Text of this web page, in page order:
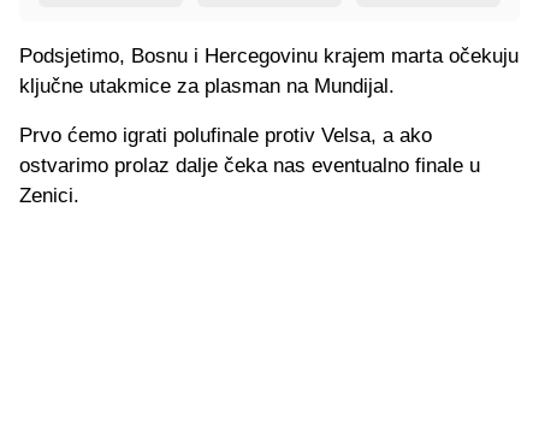
Podsjetimo, Bosnu i Hercegovinu krajem marta očekuju
ključne utakmice za plasman na Mundijal.
Prvo ćemo igrati polufinale protiv Velsa, a ako
ostvarimo prolaz dalje čeka nas eventualno finale u
Zenici.